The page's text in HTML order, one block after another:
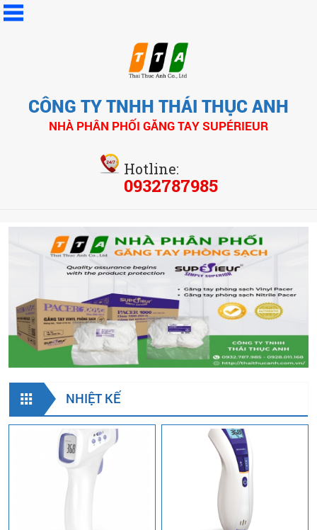
CÔNG TY TNHH THÁI THỤC ANH
NHÀ PHÂN PHỐI GĂNG TAY SUPÉRIEUR
Hotline:
0932787985
NHIỆT KẾ